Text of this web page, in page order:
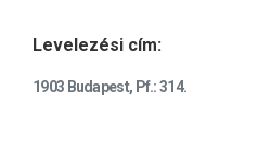
Levelezési cím:
1903 Budapest, Pf.: 314.